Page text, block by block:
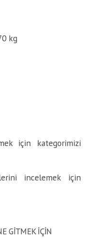
kg
için kategorimizi
incelemek için
GITMEK IÇIN